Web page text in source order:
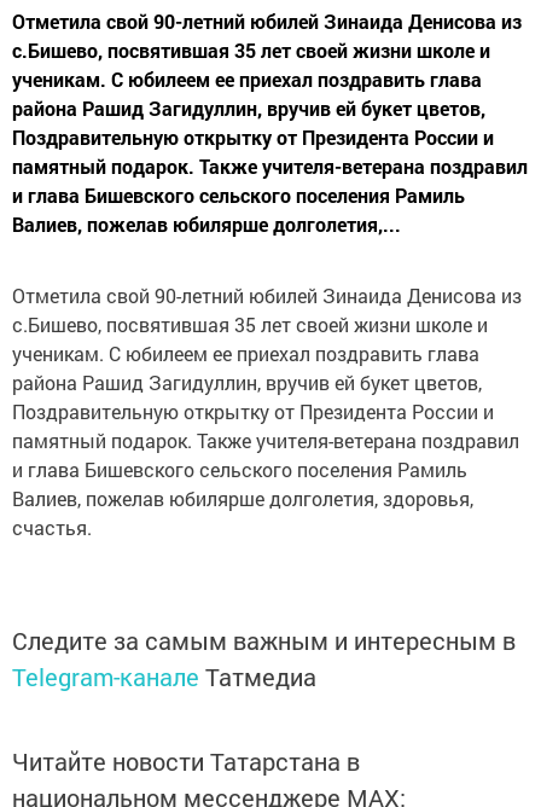
Отметила свой 90-летний юбилей Зинаида Денисова из
с.Бишево, посвятившая 35 лет своей жизни школе и
ученикам. С юбилеем ее приехал поздравить глава
района Рашид Загидуллин, вручив ей букет цветов,
Поздравительную открытку от Президента России и
памятный подарок. Также учителя-ветерана поздравил
и глава Бишевского сельского поселения Рамиль
Валиев, пожелав юбилярше долголетия,...
Отметила свой 90-летний юбилей Зинаида Денисова из
с.Бишево, посвятившая 35 лет своей жизни школе и
ученикам. С юбилеем ее приехал поздравить глава
района Рашид Загидуллин, вручив ей букет цветов,
Поздравительную открытку от Президента России и
памятный подарок. Также учителя-ветерана поздравил
и глава Бишевского сельского поселения Рамиль
Валиев, пожелав юбилярше долголетия, здоровья,
счастья.
Следите за самым важным и интересным в
Telegram-канале Татмедиа
Читайте новости Татарстана в
национальном мессенджере MАХ: